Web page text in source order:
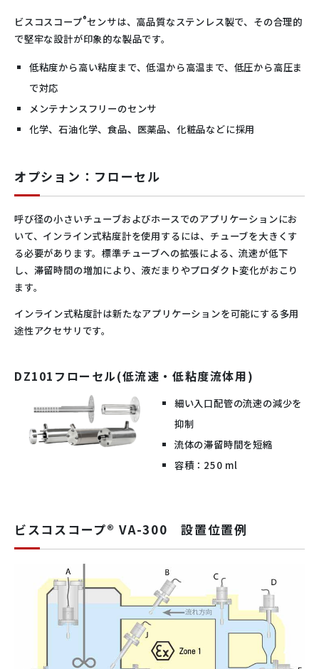
ビスコスコープ®センサは、高品質なステンレス製で、その合理的
で堅牢な設計が印象的な製品です。
低粘度から高い粘度まで、低温から高温まで、低圧から高圧ま
で対応
メンテナンスフリーのセンサ
化学、石油化学、食品、医薬品、化粧品などに採用
オプション：フローセル
呼び径の小さいチューブおよびホースでのアプリケーションにお
いて、インライン式粘度計を使用するには、チューブを大きくす
る必要があります。標準チューブへの拡張による、流速が低下
し、滞留時間の増加により、液だまりやプロダクト変化がおこり
ます。
インライン式粘度計は新たなアプリケーションを可能にする多用
途性アクセサリです。
DZ101フローセル(低流速・低粘度流体用)
細い入口配管の流速の減少を
抑制
流体の滞留時間を短縮
容積：250 ml
ビスコスコープ® VA-300 設置位置例